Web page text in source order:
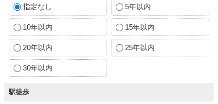
指定なし 5年以内
10年以内 15年以内
20年以内 25年以内
30年以内
駅徒歩